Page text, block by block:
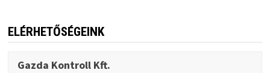
ELÉRHETŐSÉGEINK
Gazda Kontroll Kft.